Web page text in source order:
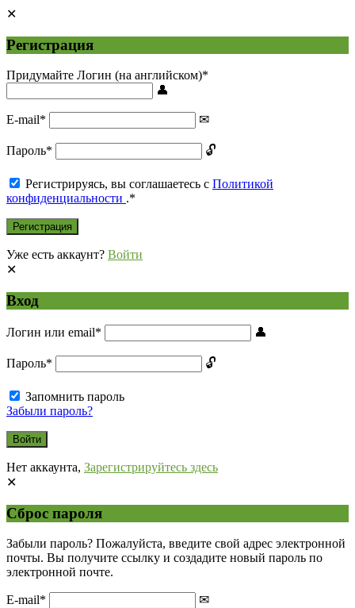
Регистрация
Придумайте Логин (на английском)*
E-mail*
Пароль*
Регистрируясь, вы соглашаетесь с Политикой
конфиденциальности .*
Уже есть аккаунт? Войти
Вход
Логин или email*
Пароль*
Запомнить пароль
Забыли пароль?
Нет аккаунта, Зарегистрируйтесь здесь
Сброс пароля
Забыли пароль? Пожалуйста, введите свой адрес электронной
почты. Вы получите ссылку и создадите новый пароль по
электронной почте.
E-mail*